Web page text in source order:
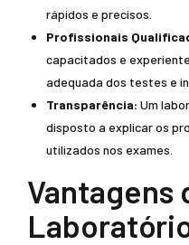
rápidos e precisos.
Profissionais
capacitados e
adequada dos testes e
Transparência: Um
disposto a explicar os
utilizados nos exames.
Vantagens